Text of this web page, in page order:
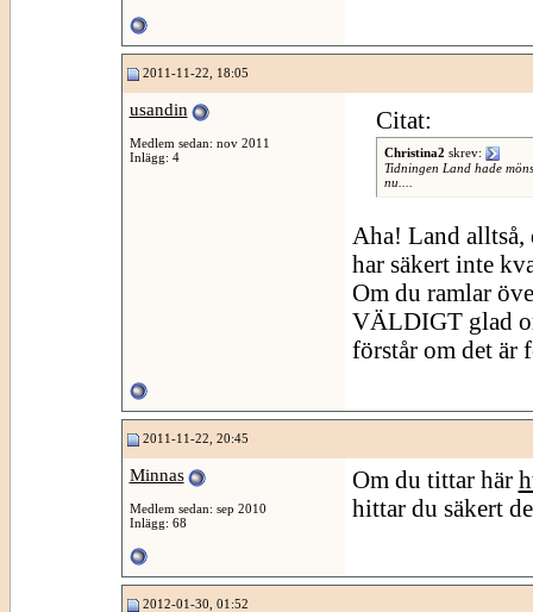
2011-11-22, 18:05
usandin
Medlem sedan: nov 2011
Inlägg: 4
Citat:
Christina2 skrev:
Tidningen Land hade
nu....
Aha! Land
har säkert inte
Om du ramlar
VÄLDIGT glad
förstår om det är
2011-11-22, 20:45
Minnas
Medlem sedan: sep 2010
Inlägg: 68
Om du tittar här
hittar du säkert
2012-01-30, 01:52